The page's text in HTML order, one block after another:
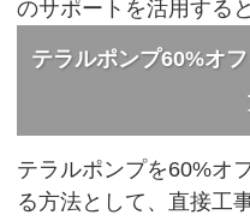
のサポートを活用する
テラルポンプ60%オ
テラルポンプを60%オ
る方法として、直接工